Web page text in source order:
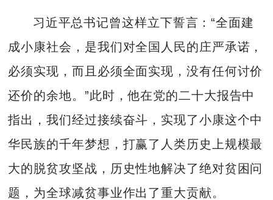
习近平总书记曾这样立下誓言：“全面建
成小康社会，是我们对全国人民的庄严承诺，
必须实现，而且必须全面实现，没有任何讨价
还价的余地。”此时，他在党的二十大报告中
指出，我们经过接续奋斗，实现了小康这个中
华民族的千年梦想，打赢了人类历史上规模最
大的脱贫攻坚战，历史性地解决了绝对贫困问
题，为全球减贫事业作出了重大贡献。